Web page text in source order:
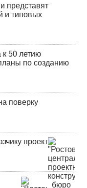
представят
и типовых
50 летию
по созданию
поверку
проект